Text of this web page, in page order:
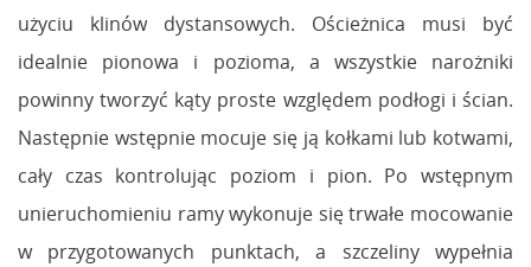
użyciu klinów dystansowych. Ościeżnica musi być
idealnie pionowa i pozioma, a wszystkie narożniki
powinny tworzyć kąty proste względem podłogi i ścian.
Następnie wstępnie mocuje się ją kołkami lub kotwami,
cały czas kontrolując poziom i pion. Po wstępnym
unieruchomieniu ramy wykonuje się trwałe mocowanie
w przygotowanych punktach, a szczeliny wypełnia